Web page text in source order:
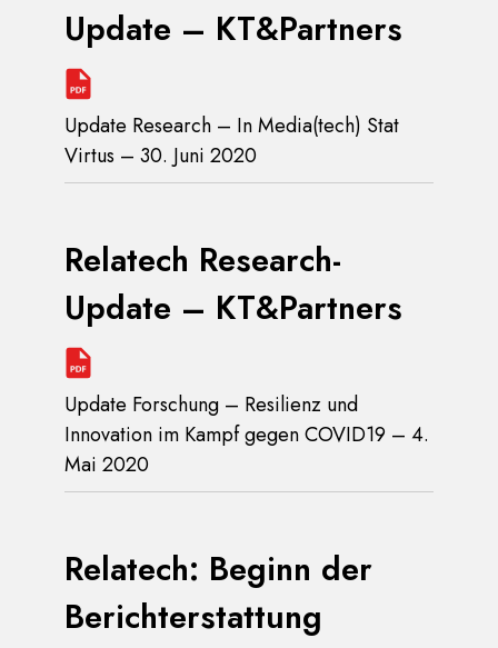
Update – KT&Partners
Update Research – In Media(tech) Stat
Virtus – 30. Juni 2020
Relatech Research-
Update – KT&Partners
Update Forschung – Resilienz und
Innovation im Kampf gegen COVID19 – 4.
Mai 2020
Relatech: Beginn der
Berichterstattung